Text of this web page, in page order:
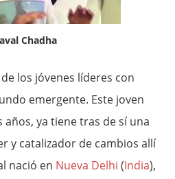
Chadha
los jóvenes líderes con
emergente. Este joven
ya tiene tras de sí una
y catalizador de cambios allí
nació en Nueva Delhi (India),